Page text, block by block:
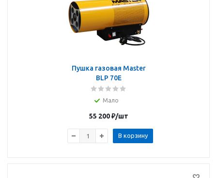
Пушка газовая Master
BLP 70E
Мало
55 200₽/шт
В корзину